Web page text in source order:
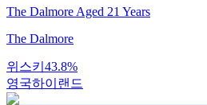
The Dalmore Aged 21 Years
The Dalmore
위스키 43.8%
영국하이랜드